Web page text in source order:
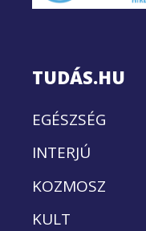
TUDÁS.HU
EGÉSZSÉG
INTERJÚ
KOZMOSZ
KULT